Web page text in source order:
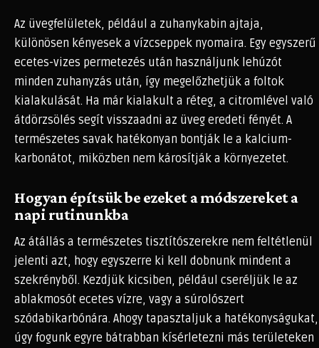
Az üvegfelületek, például a zuhanykabin ajtaja,
különösen kényesek a vízcseppek nyomaira. Egy egyszerű
ecetes-vizes permetezés után használjunk lehúzót
minden zuhanyzás után, így megelőzhetjük a foltok
kialakulását. Ha már kialakult a réteg, a citromlével való
átdörzsölés segít visszaadni az üveg eredeti fényét. A
természetes savak hatékonyan bontják le a kalcium-
karbonátot, miközben nem károsítják a környezetet.
Hogyan építsük be ezeket a módszereket a
napi rutinunkba
Az átállás a természetes tisztítószerekre nem feltétlenül
jelenti azt, hogy egyszerre ki kell dobnunk mindent a
szekrényből. Kezdjük kicsiben, például cseréljük le az
ablakmosót ecetes vízre, vagy a súrolószert
szódabikarbónára. Ahogy tapasztaljuk a hatékonyságukat,
úgy fogunk egyre bátrabban kísérletezni más területeken